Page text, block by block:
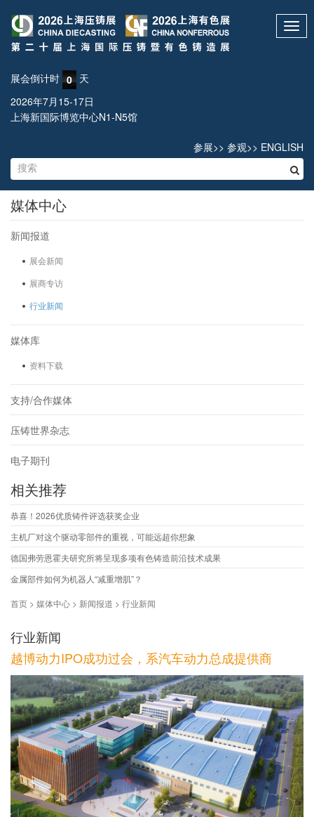
展会倒计时 0 天
2026年7月15-17日
上海新国际博览中心N1-N5馆
参展>> 参观>> ENGLISH
媒体中心
新闻报道
展会新闻
展商专访
行业新闻
媒体库
资料下载
支持/合作媒体
压铸世界杂志
电子期刊
相关推荐
恭喜！2026优质铸件评选获奖企业
主机厂对这个驱动零部件的重视，可能远超你想象
德国弗劳恩霍夫研究所将呈现多项有色铸造前沿技术成果
金属部件如何为机器人“减重增肌”？
首页 > 媒体中心 > 新闻报道 > 行业新闻
行业新闻
越博动力IPO成功过会，系汽车动力总成提供商